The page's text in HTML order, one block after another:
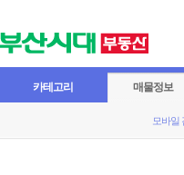
카테고리 매물정보
모바일